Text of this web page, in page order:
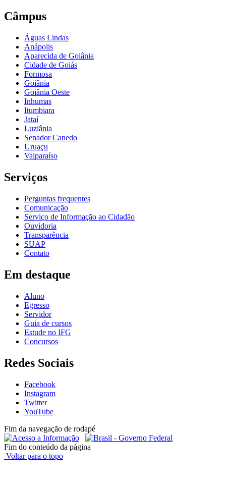
Câmpus
Águas Lindas
Anápolis
Aparecida de Goiânia
Cidade de Goiás
Formosa
Goiânia
Goiânia Oeste
Inhumas
Itumbiara
Jataí
Luziânia
Senador Canedo
Uruaçu
Valparaíso
Serviços
Perguntas frequentes
Comunicação
Serviço de Informação ao Cidadão
Ouvidoria
Transparência
SUAP
Contato
Em destaque
Aluno
Egresso
Servidor
Guia de cursos
Estude no IFG
Concursos
Redes Sociais
Facebook
Instagram
Twitter
YouTube
Fim da navegação de rodapé
Fim do conteúdo da página
Voltar para o topo